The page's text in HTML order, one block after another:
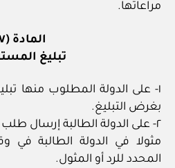
مراعاتها.
المادة (٧)
تبليغ
١- على الدولة المطلوب منها
بغرض التبليغ.
٢- على الدولة الطالبة إرسال طلب
مثولا في الدولة الطالبة
المحدد للرد أو المثول.